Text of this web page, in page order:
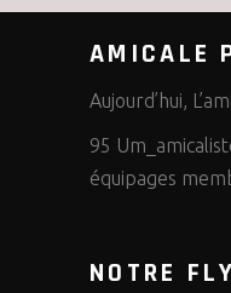
AMICALE
Aujourd’hui,
95
équipages
NOTRE